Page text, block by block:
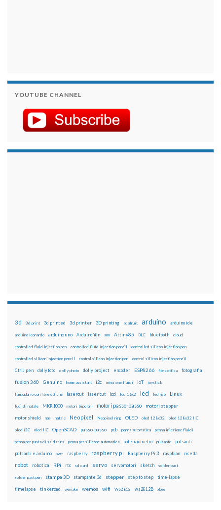
YOUTUBE CHANNEL
3d 3d print 3d printed 3d printer 3D printing adafruit arduino arduino ide
arduino leonardo arduino uno Arduino Yún arm Attiny85 BLE bluetooth cloud
controlled fluid injection pen controlled fluid injection pencil controlled silicon injection pen
controlled silicon injection pencil control silicon injection pen control silicon injection pencil
CtrlJ pen dolly foto dolly photo dolly project encoder ESP8266 fibra ottica fotografia
fusion 360 Genuino home assistant i2c iniezione fluidi IoT joystick
lampadario con fibre ottiche lasercut laser cut lcd lcd 16x2 led led rgb Linux
luci di natale MKR1000 motori bipolari motori passo-passo motori stepper
motor shield nas natale Neopixel Neopixel ring OLED oled 128x32 oled 128x32 IIC
oled i2C oled IIC OpenSCAD passo-passo pcb penna automatica penna iniezione fluidi
penna per pasta di saldatura penna per silicone automatica potenziometro pulsante pulsanti
pulsanti e arduino pwm raspberry raspberry pi Raspberry Pi 3 raspbian ricetta
robot robotica RPi rtc sd card servo servomotori sketch solder past
solder past pen stampa 3D stampante 3d stepper step to step time-lapse
timelapse tinkercad wemake wemos wifi WS2812 ws2812B xbee